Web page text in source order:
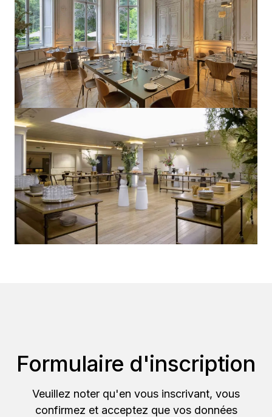
Formulaire d'inscription
Veuillez noter qu'en vous inscrivant, vous
confirmez et acceptez que vos données